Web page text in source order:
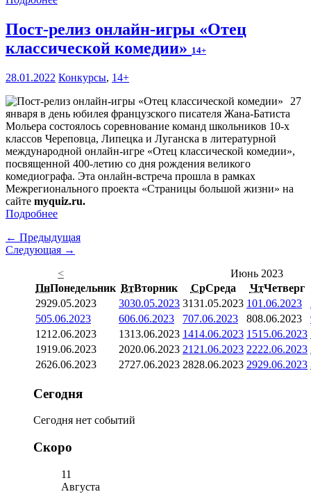
Пост-релиз онлайн-игры «Отец
классической комедии» 14+
28.01.2022 Конкурсы, 14+
27
января в день юбилея французского писателя Жана-Батиста
Мольера состоялось соревнование команд школьников 10-х
классов Череповца, Липецка и Луганска в литературной
международной онлайн-игре «Отец классической комедии»,
посвященной 400-летию со дня рождения великого
комедиографа. Эта онлайн-встреча прошла в рамках
Межрегионального проекта «Страницы большой жизни» на
сайте myquiz.ru.
Подробнее
← Предыдущая
Следующая →
<
Июнь 2023
ПнПонедельник ВтВторник СрСреда ЧтЧетверг
2929.05.2023 3030.05.2023 3131.05.2023 101.06.2023
505.06.2023 606.06.2023 707.06.2023 808.06.2023
1212.06.2023 1313.06.2023 1414.06.2023 1515.06.2023
1919.06.2023 2020.06.2023 21 21.06.2023 2222.06.2023
2626.06.2023 2727.06.2023 2828.06.2023 2929.06.2023
Сегодня
Сегодня нет событий
Скоро
11
Августа